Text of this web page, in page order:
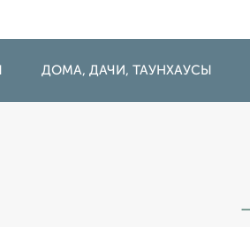
ДОМА, ДАЧИ, ТАУНХАУСЫ